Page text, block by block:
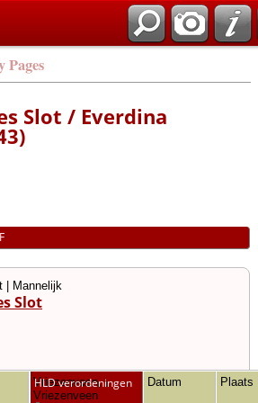
Pages
Slot / Everdina
| Mannelijk
Slot
Vriezenveen,
Vriezenveen
HLD verordeningen Datum Plaats